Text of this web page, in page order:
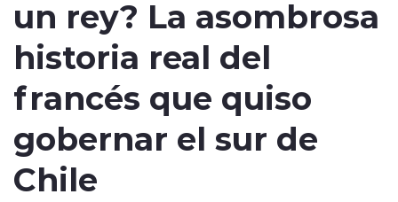
Tendencias
Internacional
Deportes
Entrevistas
un rey? La asombrosa
historia real del
francés que quiso
gobernar el sur de
Chile